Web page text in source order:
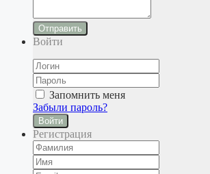
Отправить
Войти
Запомнить меня
Забыли пароль?
Войти
Регистрация